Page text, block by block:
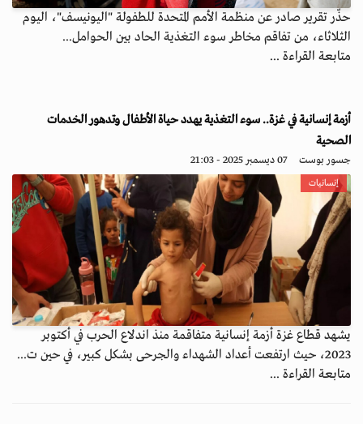
حذّر تقرير صادر عن منظمة الأمم المتحدة للطفولة "اليونيسف"، اليوم
الثلاثاء، من تفاقم مخاطر سوء التغذية الحاد بين الحوامل...
متابعة القراءة ...
أزمة إنسانية في غزة.. سوء التغذية يهدد حياة الأطفال وتدهور الخدمات
الصحية
جسور بوست 07 ديسمبر 2025 - 21:03
إنسانيات
يشهد قطاع غزة أزمة إنسانية متفاقمة منذ اندلاع الحرب في أكتوبر
2023، حيث ارتفعت أعداد الشهداء والجرحى بشكل كبير، في حين ت...
متابعة القراءة ...